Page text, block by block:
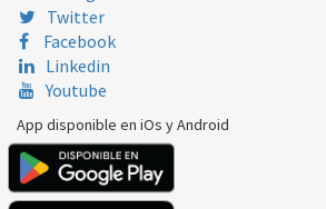
Twitter
Facebook
Linkedin
Youtube
App disponible en iOs y Android